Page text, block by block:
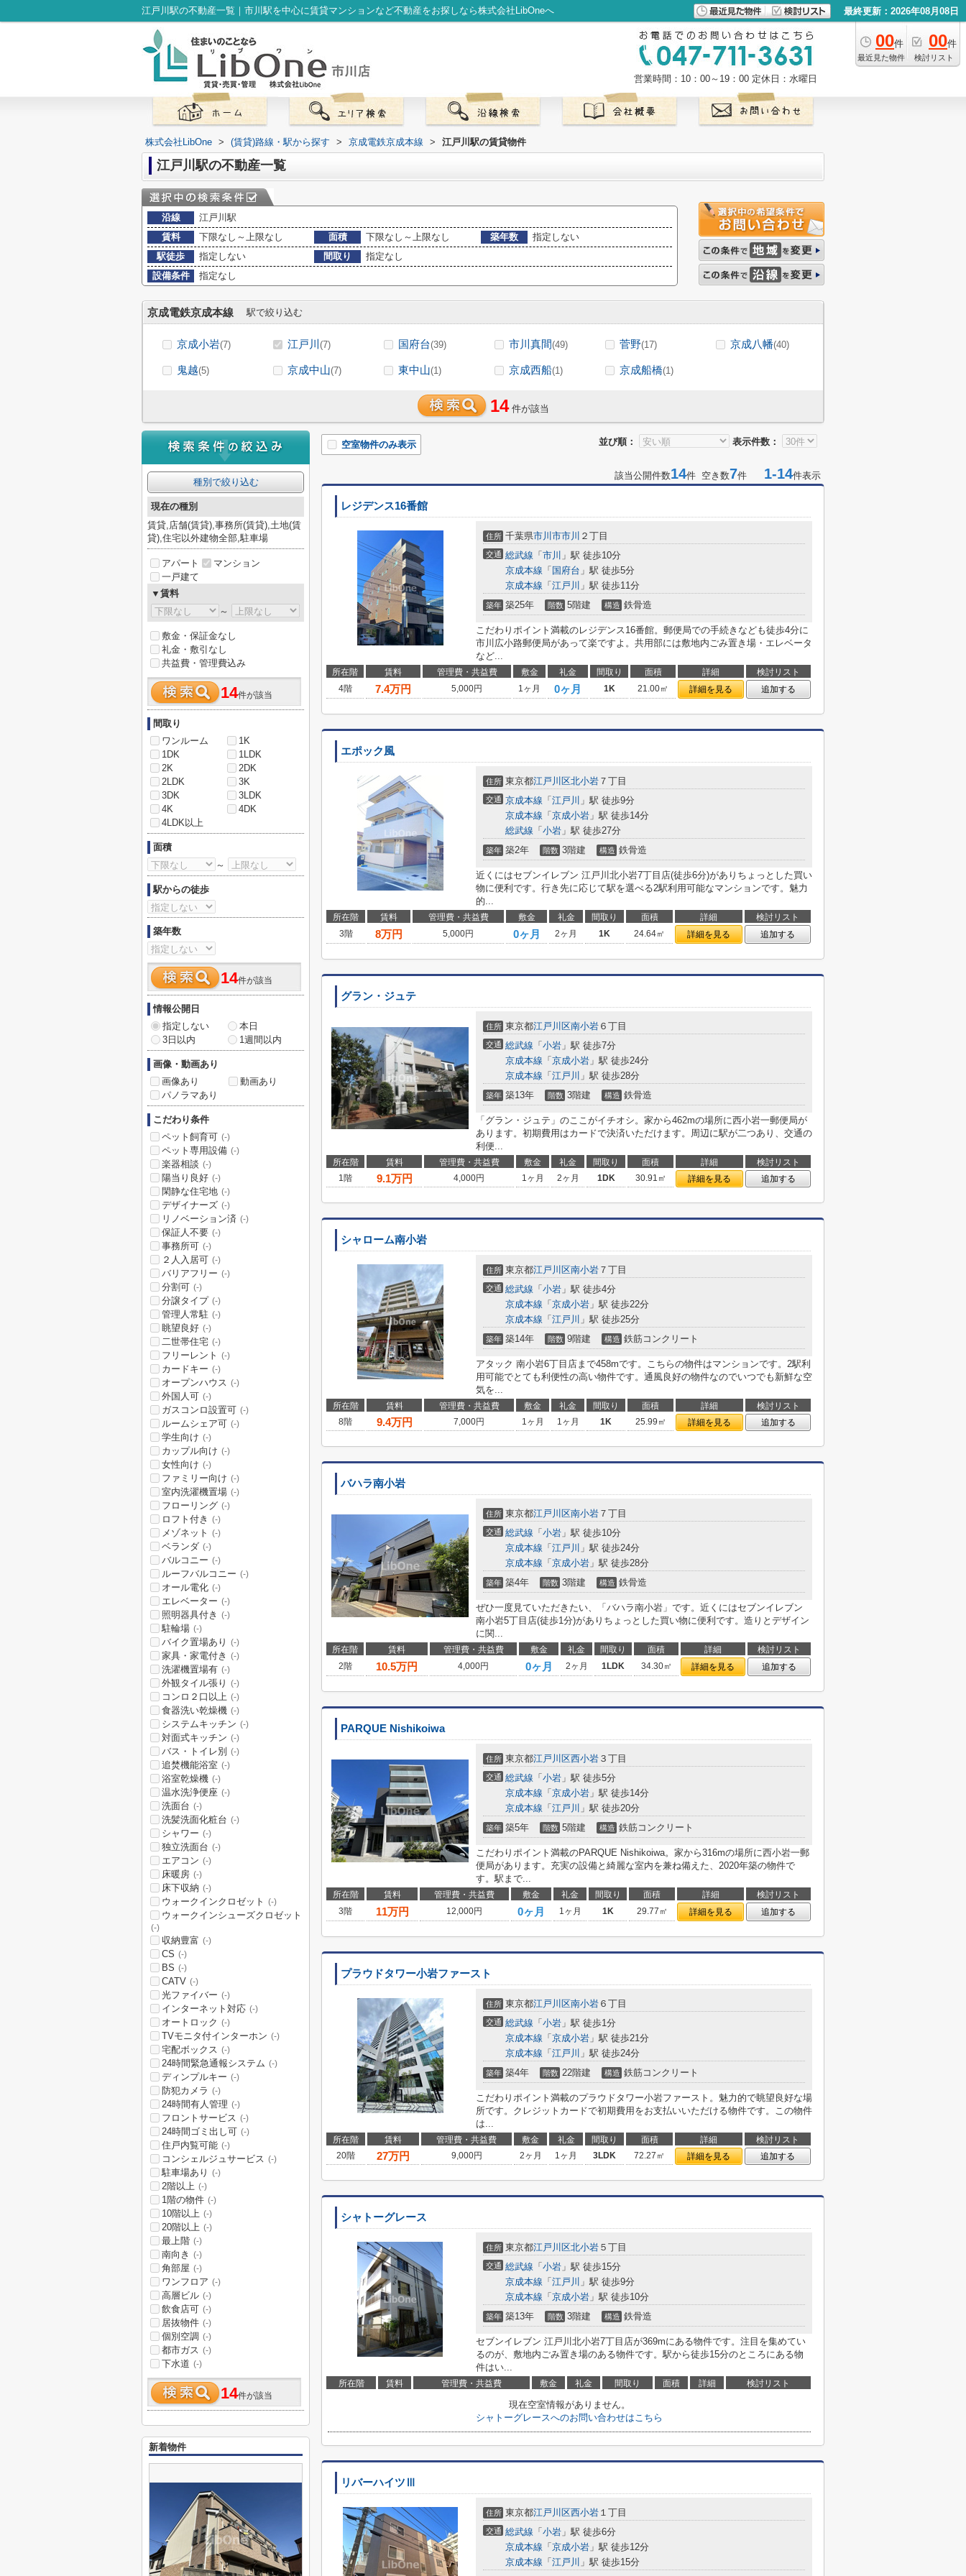
江戸川駅の不動産一覧｜市川駅を中心に賃貸マンションなど不動産をお探しなら株式会社LibOneへ 最終更新：2026年08月08日
00件
最近見た物件
00件
検討リスト
営業時間：10：00～19：00 定休日：水曜日
株式会社LibOne > (賃貸)路線・駅から探す > 京成電鉄京成本線 > 江戸川駅の賃貸物件
江戸川駅の不動産一覧
沿線
江戸川駅
賃料
下限なし～上限なし 面積 下限なし～上限なし 築年数
指定しない
駅徒歩
指定しない 間取り
指定なし
設備条件
指定なし
京成電鉄京成本線 駅で絞り込む
京成小岩(7) 江戸川 (7) 国府台(39) 市川真間(49) 菅野(17) 京成八幡(40)
鬼越(5) 京成中山(7) 東中山(1) 京成西船(1) 京成船橋(1)
14 件が該当
並び順： 表示件数：
空室物件のみ表示
該当公開件数14件 空き数7件 1-14件表示
レジデンス16番館
住所 千葉県市川市市川 ２丁目
交通 総武線 「 市川 」駅 徒歩10分
京成本線 「 国府台 」駅 徒歩5分
京成本線 「 江戸川 」駅 徒歩11分
築年 築25年 階数 5階建 構造 鉄骨造
こだわりポイント満載のレジデンス16番館。郵便局での手続きなども徒歩4分に
市川広小路郵便局があって楽ですよ。共用部には敷地内ごみ置き場・エレベータ
など...
所在階 賃料 管理費・共益費 敷金 礼金 間取り 面積 詳細
検討リスト
4階
7.4万円 5,000円 1ヶ月 0ヶ月 1K 21.00㎡ 詳細を見る 追加する
エポック風
住所 東京都江戸川区北小岩 ７丁目
交通 京成本線 「 江戸川 」駅 徒歩9分
京成本線 「 京成小岩 」駅 徒歩14分
総武線 「 小岩 」駅 徒歩27分
築年 築2年 階数 3階建 構造 鉄骨造
近くにはセブンイレブン 江戸川北小岩7丁目店(徒歩6分)がありちょっとした買い
物に便利です。行き先に応じて駅を選べる2駅利用可能なマンションです。魅力
的...
所在階 賃料 管理費・共益費 敷金 礼金 間取り 面積 詳細
検討リスト
3階
8万円 5,000円 0ヶ月 2ヶ月 1K 24.64㎡ 詳細を見る 追加する
グラン・ジュテ
住所 東京都江戸川区南小岩 ６丁目
交通 総武線 「 小岩 」駅 徒歩7分
京成本線 「 京成小岩 」駅 徒歩24分
京成本線 「 江戸川 」駅 徒歩28分
築年 築13年 階数 3階建 構造 鉄骨造
「グラン・ジュテ」のここがイチオシ。家から462mの場所に西小岩一郵便局が
あります。初期費用はカードで決済いただけます。周辺に駅が二つあり、交通の
利便...
所在階 賃料 管理費・共益費 敷金 礼金 間取り 面積 詳細
検討リスト
1階
9.1万円 4,000円 1ヶ月 2ヶ月 1DK 30.91㎡ 詳細を見る 追加する
シャローム南小岩
住所 東京都江戸川区南小岩 ７丁目
交通 総武線 「 小岩 」駅 徒歩4分
京成本線 「 京成小岩 」駅 徒歩22分
京成本線 「 江戸川 」駅 徒歩25分
築年 築14年 階数 9階建 構造 鉄筋コンクリート
アタック 南小岩6丁目店まで458mです。こちらの物件はマンションです。2駅利
用可能でとても利便性の高い物件です。通風良好の物件なのでいつでも新鮮な空
気を...
所在階 賃料 管理費・共益費 敷金 礼金 間取り 面積 詳細
検討リスト
8階
9.4万円 7,000円 1ヶ月 1ヶ月 1K 25.99㎡ 詳細を見る 追加する
バハラ南小岩
住所 東京都江戸川区南小岩 ７丁目
交通 総武線 「 小岩 」駅 徒歩10分
京成本線 「 江戸川 」駅 徒歩24分
京成本線 「 京成小岩 」駅 徒歩28分
築年 築4年 階数 3階建 構造 鉄骨造
ぜひ一度見ていただきたい、「バハラ南小岩」です。近くにはセブンイレブン
南小岩5丁目店(徒歩1分)がありちょっとした買い物に便利です。造りとデザイン
に関...
所在階 賃料 管理費・共益費 敷金 礼金 間取り 面積 詳細
検討リスト
2階
10.5万円 4,000円 0ヶ月 2ヶ月 1LDK 34.30㎡ 詳細を見る 追加する
PARQUE Nishikoiwa
住所 東京都江戸川区西小岩 ３丁目
交通 総武線 「 小岩 」駅 徒歩5分
京成本線 「 京成小岩 」駅 徒歩14分
京成本線 「 江戸川 」駅 徒歩20分
築年 築5年 階数 5階建 構造 鉄筋コンクリート
こだわりポイント満載のPARQUE Nishikoiwa。家から316mの場所に西小岩一郵
便局があります。充実の設備と綺麗な室内を兼ね備えた、2020年築の物件で
す。駅まで...
所在階 賃料 管理費・共益費 敷金 礼金 間取り 面積 詳細
検討リスト
3階
11万円 12,000円 0ヶ月 1ヶ月 1K 29.77㎡ 詳細を見る 追加する
プラウドタワー小岩ファースト
住所 東京都江戸川区南小岩 ６丁目
交通 総武線 「 小岩 」駅 徒歩1分
京成本線 「 京成小岩 」駅 徒歩21分
京成本線 「 江戸川 」駅 徒歩24分
築年 築4年 階数 22階建 構造 鉄筋コンクリート
こだわりポイント満載のプラウドタワー小岩ファースト。魅力的で眺望良好な場
所です。クレジットカードで初期費用をお支払いいただける物件です。この物件
は...
所在階 賃料 管理費・共益費 敷金 礼金 間取り 面積 詳細
検討リスト
20階
27万円 9,000円 2ヶ月 1ヶ月 3LDK 72.27㎡ 詳細を見る 追加する
シャトーグレース
住所 東京都江戸川区北小岩 ５丁目
交通 総武線 「 小岩 」駅 徒歩15分
京成本線 「 江戸川 」駅 徒歩9分
京成本線 「 京成小岩 」駅 徒歩10分
築年 築13年 階数 3階建 構造 鉄骨造
セブンイレブン 江戸川北小岩7丁目店が369mにある物件です。注目を集めてい
るのが、敷地内ごみ置き場のある物件です。駅から徒歩15分のところにある物
件はい...
所在階 賃料 管理費・共益費 敷金 礼金 間取り 面積 詳細 検討リスト
現在空室情報がありません。
シャトーグレースへのお問い合わせはこちら
リバーハイツⅢ
住所 東京都江戸川区西小岩 １丁目
交通 総武線 「 小岩 」駅 徒歩6分
京成本線 「 京成小岩 」駅 徒歩12分
京成本線 「 江戸川 」駅 徒歩15分
種別で絞り込む
現在の種別
賃貸,店舗(賃貸),事務所(賃貸),土地(賃
貸),住宅以外建物全部,駐車場
アパート
マンション
一戸建て
▼賃料
～
敷金・保証金なし
礼金・敷引なし
共益費・管理費込み
14件が該当
間取り
ワンルーム
1K
1DK
1LDK
2K
2DK
2LDK
3K
3DK
3LDK
4K
4DK
4LDK以上
面積
～
駅からの徒歩
築年数
14件が該当
情報公開日
指定しない
本日
3日以内
1週間以内
画像・動画あり
画像あり
動画あり
パノラマあり
こだわり条件
ペット飼育可 (-)
ペット専用設備 (-)
楽器相談 (-)
陽当り良好 (-)
閑静な住宅地 (-)
デザイナーズ (-)
リノベーション済 (-)
保証人不要 (-)
事務所可 (-)
２人入居可 (-)
バリアフリー (-)
分割可 (-)
分譲タイプ (-)
管理人常駐 (-)
眺望良好 (-)
二世帯住宅 (-)
フリーレント (-)
カードキー (-)
オープンハウス (-)
外国人可 (-)
ガスコンロ設置可 (-)
ルームシェア可 (-)
学生向け (-)
カップル向け (-)
女性向け (-)
ファミリー向け (-)
室内洗濯機置場 (-)
フローリング (-)
ロフト付き (-)
メゾネット (-)
ベランダ (-)
バルコニー (-)
ルーフバルコニー (-)
オール電化 (-)
エレベーター (-)
照明器具付き (-)
駐輪場 (-)
バイク置場あり (-)
家具・家電付き (-)
洗濯機置場有 (-)
外観タイル張り (-)
コンロ２口以上 (-)
食器洗い乾燥機 (-)
システムキッチン (-)
対面式キッチン (-)
バス・トイレ別 (-)
追焚機能浴室 (-)
浴室乾燥機 (-)
温水洗浄便座 (-)
洗面台 (-)
洗髪洗面化粧台 (-)
シャワー (-)
独立洗面台 (-)
エアコン (-)
床暖房 (-)
床下収納 (-)
ウォークインクロゼット (-)
ウォークインシューズクロゼット
(-)
収納豊富 (-)
CS (-)
BS (-)
CATV (-)
光ファイバー (-)
インターネット対応 (-)
オートロック (-)
TVモニタ付インターホン (-)
宅配ボックス (-)
24時間緊急通報システム (-)
ディンプルキー (-)
防犯カメラ (-)
24時間有人管理 (-)
フロントサービス (-)
24時間ゴミ出し可 (-)
住戸内覧可能 (-)
コンシェルジュサービス (-)
駐車場あり (-)
2階以上 (-)
1階の物件 (-)
10階以上 (-)
20階以上 (-)
最上階 (-)
南向き (-)
角部屋 (-)
ワンフロア (-)
高層ビル (-)
飲食店可 (-)
居抜物件 (-)
個別空調 (-)
都市ガス (-)
下水道 (-)
14件が該当
新着物件